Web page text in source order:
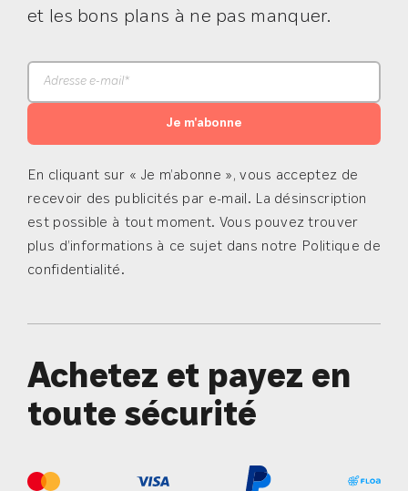
et les bons plans à ne pas manquer.
Je m'abonne
En cliquant sur « Je m’abonne », vous acceptez de
recevoir des publicités par e-mail. La désinscription
est possible à tout moment. Vous pouvez trouver
plus d’informations à ce sujet dans notre Politique de
confidentialité.
Achetez et payez en
toute sécurité